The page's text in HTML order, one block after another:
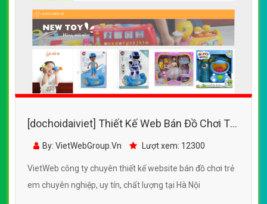
[dochoidaiviet] Thiết Kế Web Bán Đồ Chơi Trẻ
Em VBabyCare đẹp SEO nhanh hiệu quả
By: VietWebGroup.Vn Lượt xem: 12300
VietWeb công ty chuyên thiết kế website bán đồ chơi trẻ
em chuyên nghiệp, uy tín, chất lượng tại Hà Nội